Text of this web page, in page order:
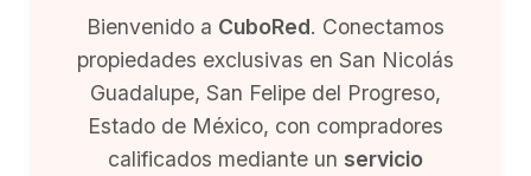
Bienvenido a CuboRed. Conectamos
propiedades exclusivas en San Nicolás
Guadalupe, San Felipe del Progreso,
Estado de México, con compradores
calificados mediante un servicio